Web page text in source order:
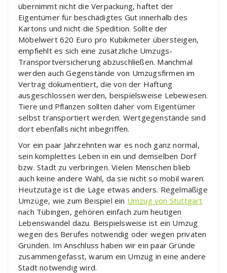
übernimmt nicht die Verpackung, haftet der
Eigentümer für beschädigtes Gut innerhalb des
Kartons und nicht die Spedition. Sollte der
Möbelwert 620 Euro pro Kubikmeter übersteigen,
empfiehlt es sich eine zusätzliche Umzugs-
Transportversicherung abzuschließen. Manchmal
werden auch Gegenstände von Umzugsfirmen im
Vertrag dokumentiert, die von der Haftung
ausgeschlossen werden, beispielsweise Lebewesen.
Tiere und Pflanzen sollten daher vom Eigentümer
selbst transportiert werden. Wertgegenstände sind
dort ebenfalls nicht inbegriffen.
Vor ein paar Jahrzehnten war es noch ganz normal,
sein komplettes Leben in ein und demselben Dorf
bzw. Stadt zu verbringen. Vielen Menschen blieb
auch keine andere Wahl, da sie nicht so mobil waren.
Heutzutage ist die Lage etwas anders. Regelmäßige
Umzüge, wie zum Beispiel ein Umzug von Stuttgart
nach Tübingen, gehören einfach zum heutigen
Lebenswandel dazu. Beispielsweise ist ein Umzug
wegen des Berufes notwendig oder wegen privaten
Gründen. Im Anschluss haben wir ein paar Gründe
zusammengefasst, warum ein Umzug in eine andere
Stadt notwendig wird.